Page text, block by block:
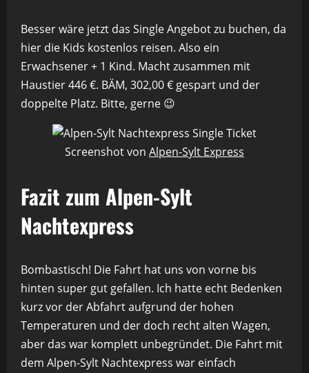
Besser wäre jetzt das Single Angebot zu buchen, da
hier die Kids kostenlos reisen. Also ein
Erwachsener + 1 Kind. Macht zusammen mit
Haustier 446 €. BÄM, 302,00 € gespart und der
doppelte Platz. Bitte, gerne 😉
Screenshot von Alpen-Sylt Express
Fazit zum Alpen-Sylt
Nachtexpress
Bombastisch! Die Fahrt hat uns von vorne bis
hinten super gut gefallen. Ich hatte echt Bedenken
kurz vor der Abfahrt aufgrund der hohen
Temperaturen und der doch recht alten Wagen,
aber das war komplett unbegründet. Die Fahrt mit
dem Alpen-Sylt Nachtexpress war einfach